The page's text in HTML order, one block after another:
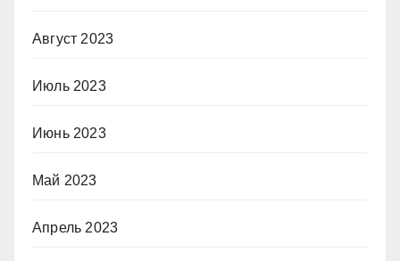
Август 2023
Июль 2023
Июнь 2023
Май 2023
Апрель 2023